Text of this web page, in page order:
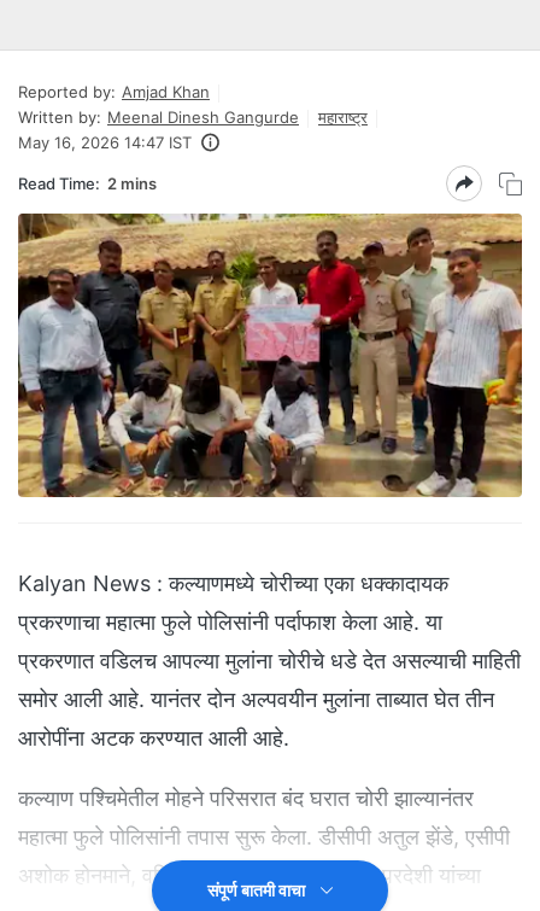
Reported by: Amjad Khan
Written by: Meenal Dinesh Gangurde
महाराष्ट्र
May 16, 2026 14:47 IST
Read Time: 2 mins
Kalyan News : कल्याणमध्ये चोरीच्या एका धक्कादायक
प्रकरणाचा महात्मा फुले पोलिसांनी पर्दाफाश केला आहे. या
प्रकरणात वडिलच आपल्या मुलांना चोरीचे धडे देत असल्याची माहिती
समोर आली आहे. यानंतर दोन अल्पवयीन मुलांना ताब्यात घेत तीन
आरोपींना अटक करण्यात आली आहे.
कल्याण पश्चिमेतील मोहने परिसरात बंद घरात चोरी झाल्यानंतर
महात्मा फुले पोलिसांनी तपास सुरू केला. डीसीपी अतुल झेंडे, एसीपी
अशोक होनमाने, वरिष्ठ पोलीस निरीक्षक बालकृष्ण परदेशी यांच्या
संपूर्ण बातमी वाचा